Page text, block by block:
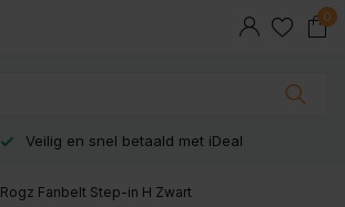
0
Veilig en snel betaald met iDeal
Rogz Fanbelt Step-in H Zwart